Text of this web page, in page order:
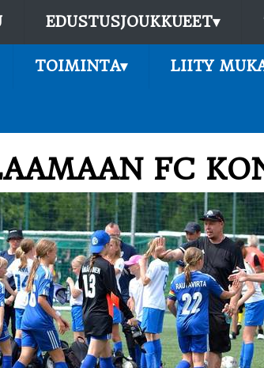
EDUSTUSJOUKKUEET▾
TOIMINTA▾ LIITY
FC